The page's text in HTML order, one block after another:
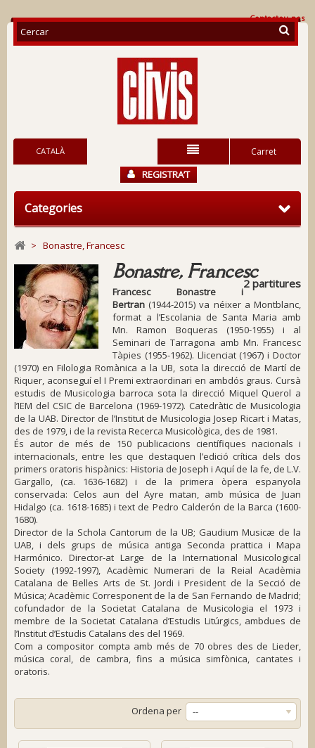
Contacteu-nos
Carret
CATALÀ
REGISTRA’T
Categories
> Bonastre, Francesc
Bonastre, Francesc
2 partitures
Francesc Bonastre i
Bertran (1944-2015) va néixer a Montblanc,
format a l’Escolania de Santa Maria amb
Mn. Ramon Boqueras (1950-1955) i al
Seminari de Tarragona amb Mn. Francesc
Tàpies (1955-1962). Llicenciat (1967) i Doctor
(1970) en Filologia Romànica a la UB, sota la direcció de Martí de
Riquer, aconseguí el I Premi extraordinari en ambdós graus. Cursà
estudis de Musicologia barroca sota la direcció Miquel Querol a
l’IEM del CSIC de Barcelona (1969-1972). Catedràtic de Musicologia
de la UAB. Director de l’Institut de Musicologia Josep Ricart i Matas,
des de 1979, i de la revista Recerca Musicològica, des de 1981.
És autor de més de 150 publicacions científiques nacionals i
internacionals, entre les que destaquen l’edició crítica dels dos
primers oratoris hispànics: Historia de Joseph iAquí de la fe, de L.V.
Gargallo, (ca. 1636-1682) i de la primera òpera espanyola
conservada: Celos aun del Ayre matan, amb música de Juan
Hidalgo (ca. 1618-1685) i text de Pedro Calderón de la Barca (1600-
1680).
Director de la Schola Cantorum de la UB; Gaudium Musicæ de la
UAB, i dels grups de música antiga Seconda prattica iMapa
Harmónico.Director-at Large de la International Musicological
Society (1992-1997), Acadèmic Numerari de la Reial Acadèmia
Catalana de Belles Arts de St. Jordi i President de la Secció de
Música; Acadèmic Corresponent de la de San Fernando de Madrid;
cofundador de la Societat Catalana de Musicologia el 1973 i
membre de la Societat Catalana d’Estudis Litúrgics, ambdues de
l’Institut d’Estudis Catalans des del 1969.
Com a compositor compta amb més de 70 obres des de Lieder,
música coral, de cambra, fins a música simfònica, cantates i
oratoris.
Ordena per --